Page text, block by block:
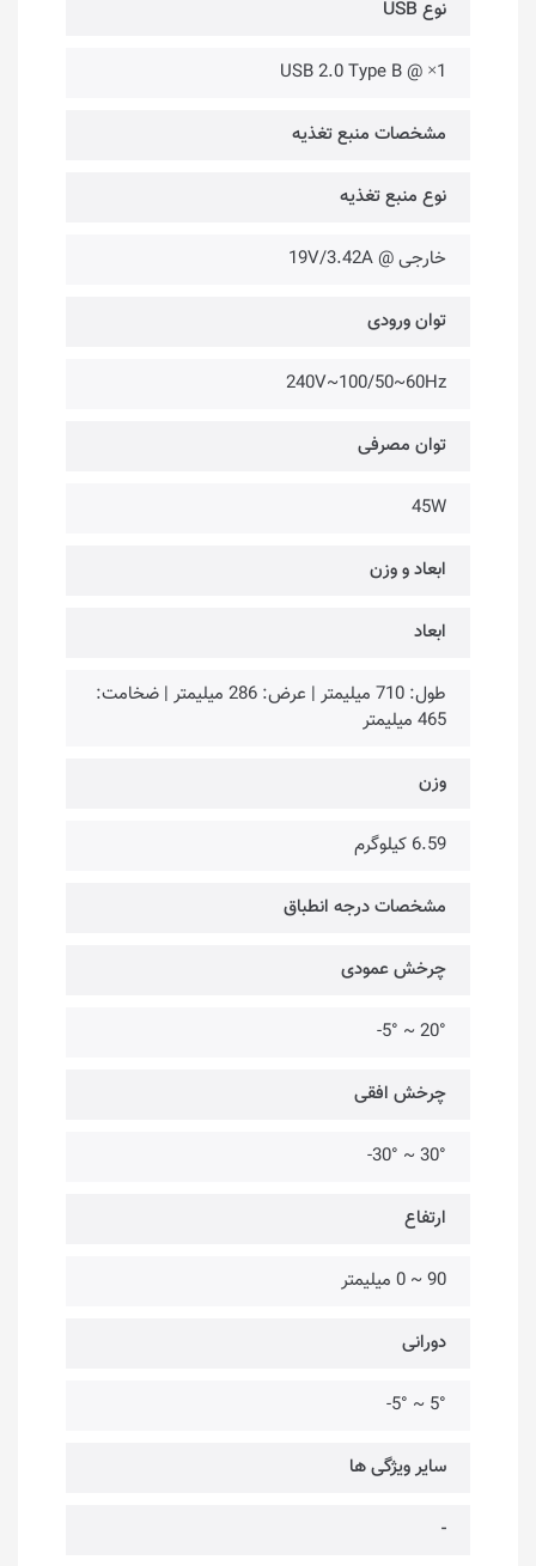
نوع USB
1× @ USB 2.0 Type B
مشخصات منبع تغذیه
نوع منبع تغذیه
خارجی @ 19V/3.42A
توان ورودی
240V~100/50~60Hz
توان مصرفی
45W
ابعاد و وزن
ابعاد
طول: 710 میلیمتر | عرض: 286 میلیمتر | ضخامت:
465 میلیمتر
وزن
6.59 کیلوگرم
مشخصات درجه انطباق
چرخش عمودی
20° ~ 5°-
چرخش افقی
30° ~ 30°-
ارتفاع
90 ~ 0 میلیمتر
دورانی
5° ~ 5°-
سایر ویژگی ها
-